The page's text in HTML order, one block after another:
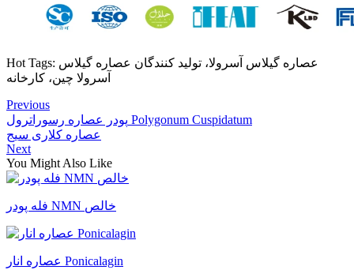
Hot Tags: عصاره گیلاس آسرولا، تولید کنندگان عصاره گیلاس
آسرولا چین، کارخانه
Previous
پودر عصاره رسوراترول Polygonum Cuspidatum
عصاره کلاری سیج
Next
You Might Also Like
فله پودر NMN خالص
عصاره انار Ponicalagin